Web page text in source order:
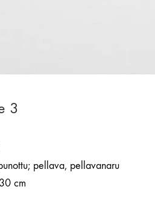
3
pellava, pellavanaru
cm